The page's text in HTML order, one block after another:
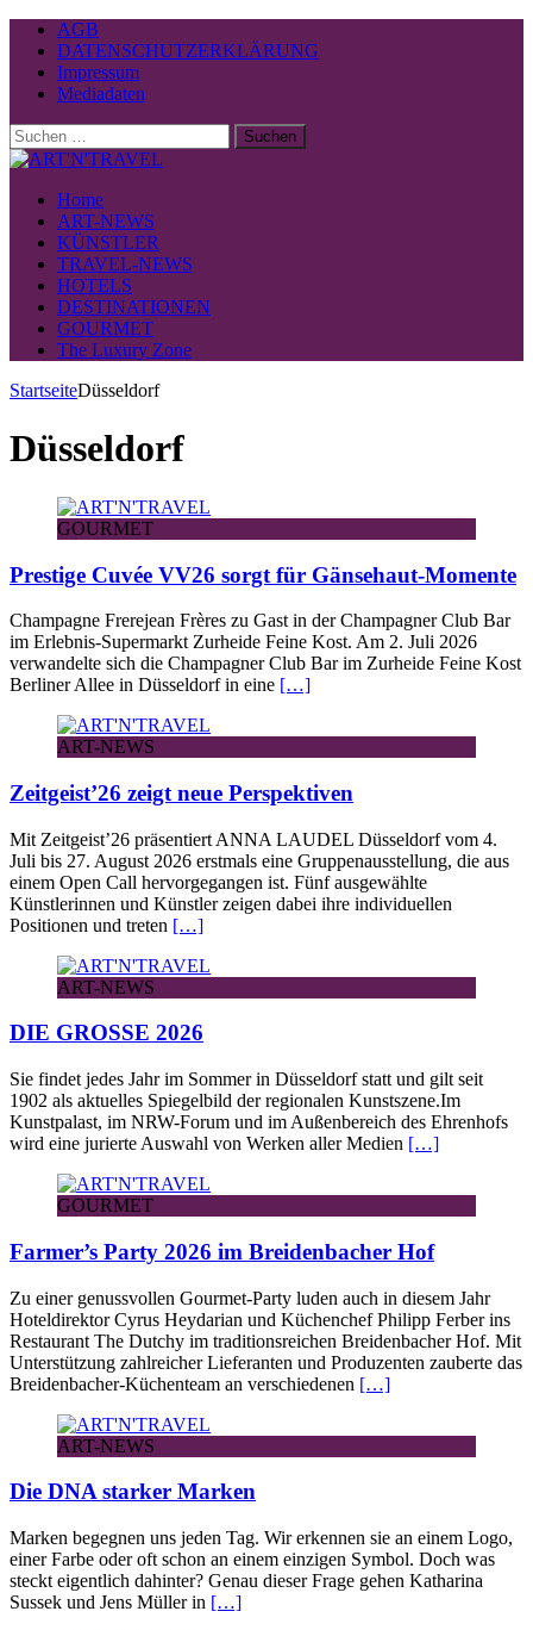
AGB
DATENSCHUTZERKLÄRUNG
Impressum
Mediadaten
Suchen
nach:
Home
ART-NEWS
KÜNSTLER
TRAVEL-NEWS
HOTELS
DESTINATIONEN
GOURMET
The Luxury Zone
StartseiteDüsseldorf
Düsseldorf
GOURMET
Prestige Cuvée VV26 sorgt für Gänsehaut-Momente
Champagne Frerejean Frères zu Gast in der Champagner Club Bar
im Erlebnis-Supermarkt Zurheide Feine Kost. Am 2. Juli 2026
verwandelte sich die Champagner Club Bar im Zurheide Feine Kost
Berliner Allee in Düsseldorf in eine […]
ART-NEWS
Zeitgeist’26 zeigt neue Perspektiven
Mit Zeitgeist’26 präsentiert ANNA LAUDEL Düsseldorf vom 4.
Juli bis 27. August 2026 erstmals eine Gruppenausstellung, die aus
einem Open Call hervorgegangen ist. Fünf ausgewählte
Künstlerinnen und Künstler zeigen dabei ihre individuellen
Positionen und treten […]
ART-NEWS
DIE GROSSE 2026
Sie findet jedes Jahr im Sommer in Düsseldorf statt und gilt seit
1902 als aktuelles Spiegelbild der regionalen Kunstszene.Im
Kunstpalast, im NRW-Forum und im Außenbereich des Ehrenhofs
wird eine jurierte Auswahl von Werken aller Medien […]
GOURMET
Farmer’s Party 2026 im Breidenbacher Hof
Zu einer genussvollen Gourmet-Party luden auch in diesem Jahr
Hoteldirektor Cyrus Heydarian und Küchenchef Philipp Ferber ins
Restaurant The Dutchy im traditionsreichen Breidenbacher Hof. Mit
Unterstützung zahlreicher Lieferanten und Produzenten zauberte das
Breidenbacher-Küchenteam an verschiedenen […]
ART-NEWS
Die DNA starker Marken
Marken begegnen uns jeden Tag. Wir erkennen sie an einem Logo,
einer Farbe oder oft schon an einem einzigen Symbol. Doch was
steckt eigentlich dahinter? Genau dieser Frage gehen Katharina
Sussek und Jens Müller in […]